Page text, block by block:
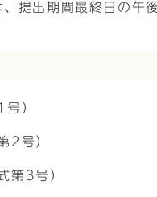
提出期間最終日の午
）
2号）
第3号）